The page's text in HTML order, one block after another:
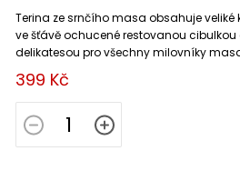
399 Kč
Terina ze srnčího masa obsahuje
ve šťávě ochucené restovanou
delikatesou pro všechny milovníky